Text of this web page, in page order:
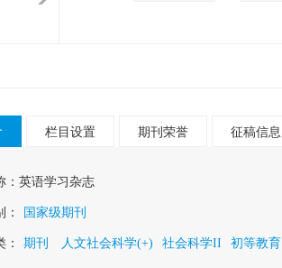
栏目设置 期刊荣誉 征稿信息
英语学习杂志
国家级期刊
： 期刊 人文社会科学(+) 社会科学II 初等教育